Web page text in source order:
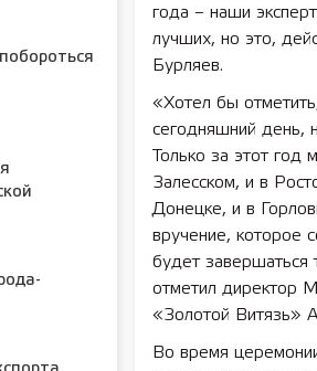
года – наши
лучших, но это,
Бурляев.
«Хотел бы
сегодняшний день,
Только за этот
Залесском, и в
Донецке, и в
вручение, которое
будет
отметил директор
«Золотой Витязь»
Во время
2025 11 01 55 лет СОШ